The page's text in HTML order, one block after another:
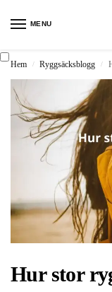
MENU
Hem / Ryggsäcksblogg /
Hur stor